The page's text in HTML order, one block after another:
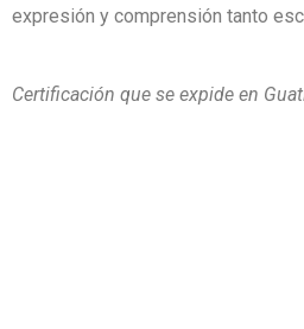
expresión y comprensión tanto
Certificación que se expide en